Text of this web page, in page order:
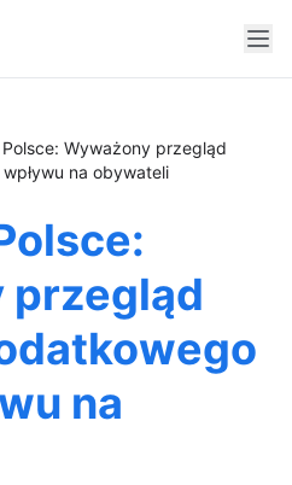
Wyważony przegląd
na obywateli
przegląd
na